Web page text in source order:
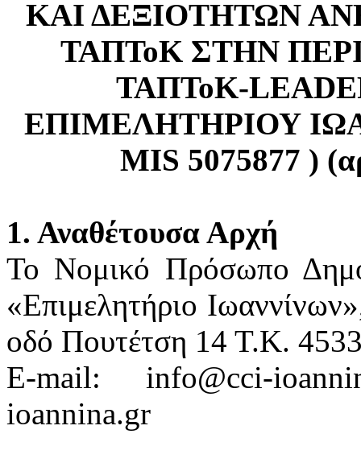
ΚΑΙ ΔΕΞΙΟΤΗΤΩΝ
ΤΑΠΤοΚ ΣΤΗΝ
ΤΑΠΤοΚ-
ΕΠΙΜΕΛΗΤΗΡΙΟΥ
MIS 5075877 )
1. Αναθέτουσα Αρχή
Το Νομικό Πρόσωπο
«Επιμελητήριο
οδό Πουτέτση 14 Τ.Κ.
E-mail: info@cci-
ioannina.gr